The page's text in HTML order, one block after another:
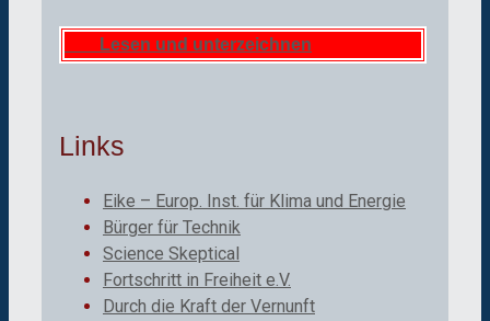
Lesen und unterzeichnen
Links
Eike – Europ. Inst. für Klima und Energie
Bürger für Technik
Science Skeptical
Fortschritt in Freiheit e.V.
Durch die Kraft der Vernunft